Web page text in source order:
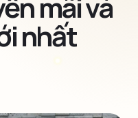
nhất